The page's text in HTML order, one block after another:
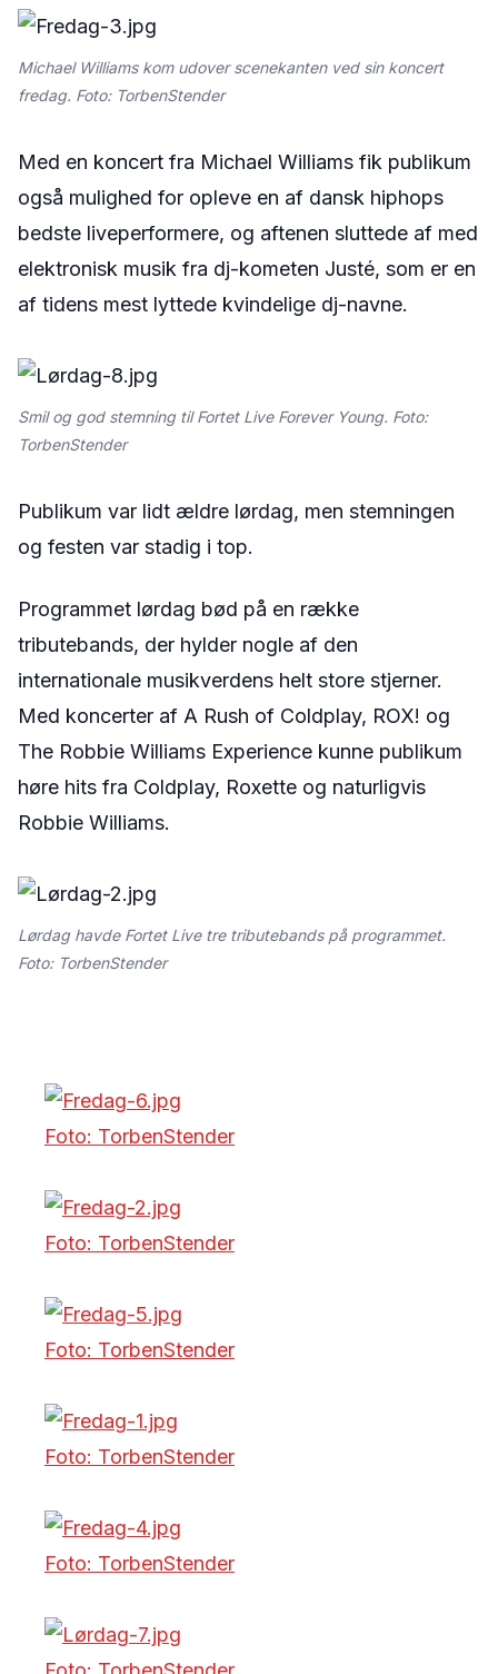
Michael Williams kom udover scenekanten ved sin koncert
fredag. Foto: TorbenStender
Med en koncert fra Michael Williams fik publikum
også mulighed for opleve en af dansk hiphops
bedste liveperformere, og aftenen sluttede af med
elektronisk musik fra dj-kometen Justé, som er en
af tidens mest lyttede kvindelige dj-navne.
Smil og god stemning til Fortet Live Forever Young. Foto:
TorbenStender
Publikum var lidt ældre lørdag, men stemningen
og festen var stadig i top.
Programmet lørdag bød på en række
tributebands, der hylder nogle af den
internationale musikverdens helt store stjerner.
Med koncerter af A Rush of Coldplay, ROX! og
The Robbie Williams Experience kunne publikum
høre hits fra Coldplay, Roxette og naturligvis
Robbie Williams.
Lørdag havde Fortet Live tre tributebands på programmet.
Foto: TorbenStender
Foto: TorbenStender
Foto: TorbenStender
Foto: TorbenStender
Foto: TorbenStender
Foto: TorbenStender